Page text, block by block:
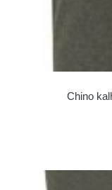
Chino